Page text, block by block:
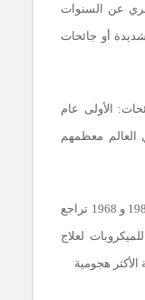
عن السنوات
أو جائحات
الأولى عام
شخص في العالم معظمهم
إن معدل الوفيات في آخر الجائحات لعام 1985 و 1968 تراجع
لعلاج
الأكثر هجومية